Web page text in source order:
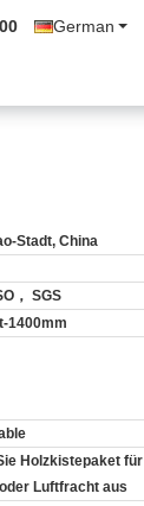
German
Stadt, China
， SGS
1400mm
Holzkistepaket für
Luftfracht aus